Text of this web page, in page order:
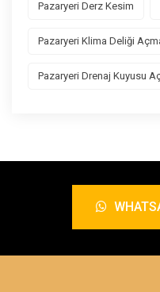
Pazaryeri Derz Kesim
Pazaryeri Klima Deliği
Pazaryeri Drenaj Kuyusu